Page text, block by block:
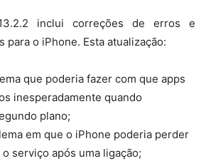
inclui correções de erros e
para o iPhone. Esta atualização:
que poderia fazer com que apps
inesperadamente quando
plano;
em que o iPhone poderia perder
serviço após uma ligação;